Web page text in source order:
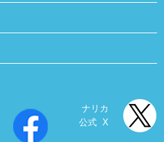
ナリカ
公式 X